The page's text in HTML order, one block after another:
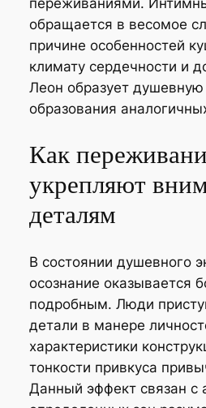
переживаниями.
обращается в весомое
причине особенностей
климату сердечности и
Леон образует
образования
Как
укрепляют
деталям
В состоянии душевного
осознание оказывается
подробным. Люди
детали в манере
характеристики
тонкости привкуса
Данный эффект связан с